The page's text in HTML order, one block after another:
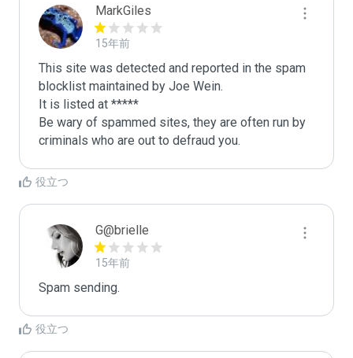
MarkGiles
15年前
This site was detected and reported in the spam
blocklist maintained by Joe Wein.
It is listed at *****
Be wary of spammed sites, they are often run by
criminals who are out to defraud you.
役立つ
G@brielle
15年前
Spam sending.
役立つ